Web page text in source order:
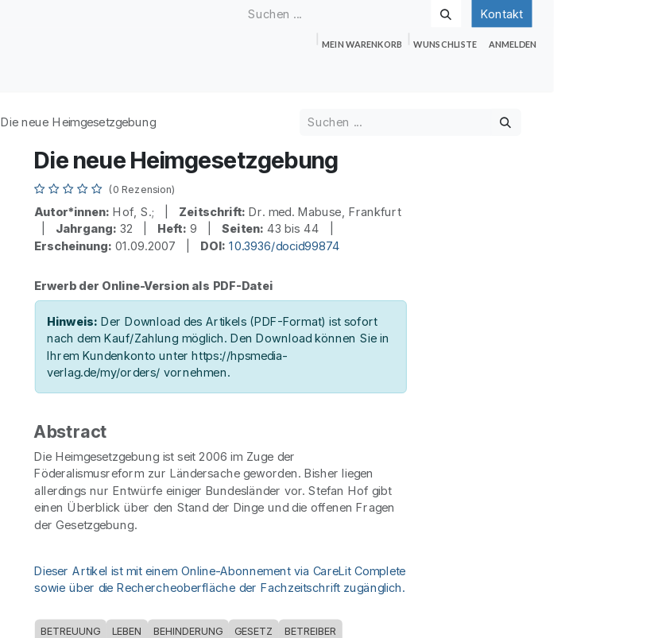
Kontakt
MEIN WARENKORB WUNSCHLISTE ANMELDEN
Die neue Heimgesetzgebung
Die neue Heimgesetzgebung
(0 Rezension)
Autor*innen: Hof, S.; | Zeitschrift: Dr. med. Mabuse, Frankfurt
Jahrgang: 32 | Heft: 9 |Seiten: 43 bis 44 |
Erscheinung: 01.09.2007 | DOI: 10.3936/docid99874
Erwerb der Online-Version als PDF-Datei
Hinweis: Der Download des Artikels (PDF-Format) ist sofort
nach dem Kauf/Zahlung möglich. Den Download können Sie in
Ihrem Kundenkonto unter https://hpsmedia-
verlag.de/my/orders/ vornehmen.
Abstract
Die Heimgesetzgebung ist seit 2006 im Zuge der
Föderalismusreform zur Ländersache geworden. Bisher liegen
allerdings nur Entwürfe einiger Bundesländer vor. Stefan Hof gibt
einen Überblick über den Stand der Dinge und die offenen Fragen
der Gesetzgebung.
Dieser Artikel ist mit einem Online-Abonnement via CareLit Complete
sowie über die Rechercheoberfläche der Fachzeitschrift zugänglich.
BETREUUNG LEBEN BEHINDERUNG GESETZ BETREIBER